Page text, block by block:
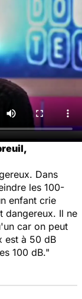
Dans
les 100-
enfant crie
dangereux. Il ne
car on peut
est à 50 dB
100 dB."